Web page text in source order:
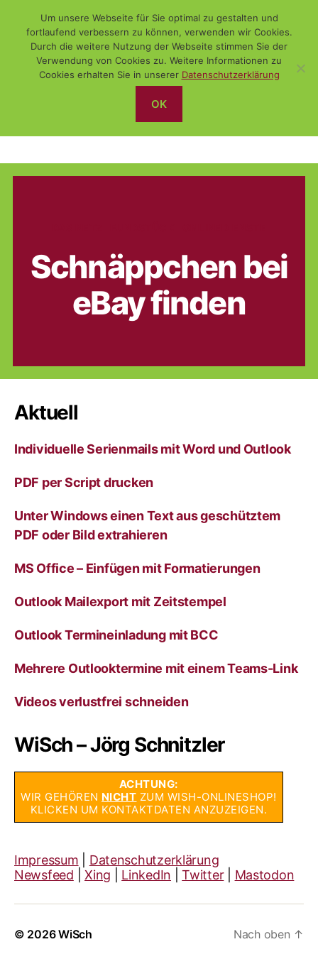
WiSch
eBay
Schnäppchen bei
eBay finden
Aktuell
Individuelle Serienmails mit Word und Outlook
PDF per Script drucken
Unter Windows einen Text aus geschütztem
PDF oder Bild extrahieren
MS Office – Einfügen mit Formatierungen
Outlook Mailexport mit Zeitstempel
Outlook Termineinladung mit BCC
Mehrere Outlooktermine mit einem Teams-Link
Videos verlustfrei schneiden
WiSch – Jörg Schnitzler
ACHTUNG:
WIR GEHÖREN NICHT ZUM WISH-ONLINESHOP!
KLICKEN UM KONTAKTDATEN ANZUZEIGEN.
Impressum
Datenschutzerklärung
Newsfeed |Xing LinkedIn |Twitter Mastodon
© 2026WiSch
Nach oben ↑
Um unsere Webseite für Sie optimal zu gestalten und
fortlaufend verbessern zu können, verwenden wir Cookies.
Durch die weitere Nutzung der Webseite stimmen Sie der
Verwendung von Cookies zu. Weitere Informationen zu
Cookies erhalten Sie in unserer Datenschutzerklärung
OK